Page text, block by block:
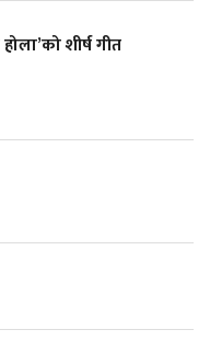
शीर्ष गीत